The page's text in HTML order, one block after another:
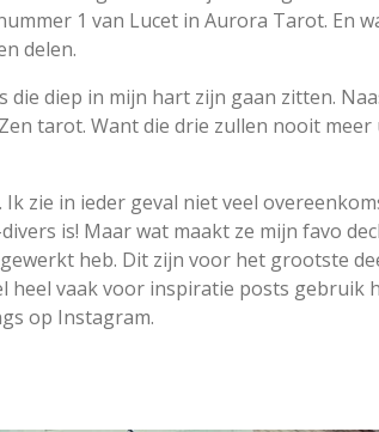
1 van Lucet in Aurora Tarot. En
delen.
die diep in mijn hart zijn gaan zitten.
tarot. Want die drie zullen nooit
Ik zie in ieder geval niet veel
is! Maar wat maakt ze mijn favo
heb. Dit zijn voor het grootste
heel vaak voor inspiratie posts gebruik
op Instagram.